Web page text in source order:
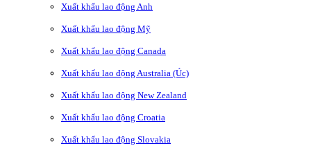
Xuất khẩu lao động Anh
Xuất khẩu lao động Mỹ
Xuất khẩu lao động Canada
Xuất khẩu lao động Australia (Úc)
Xuất khẩu lao động New Zealand
Xuất khẩu lao động Croatia
Xuất khẩu lao động Slovakia